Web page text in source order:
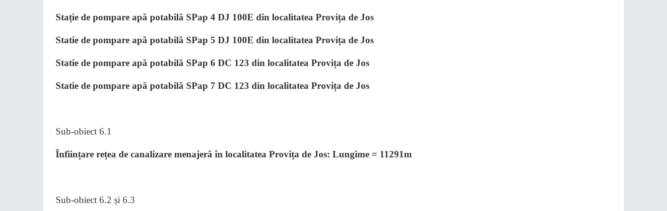
Stație de pompare apă potabilă SPap 4 DJ 100E din localitatea Provița de Jos
Statie de pompare apă potabilă SPap 5 DJ 100E din localitatea Provița de Jos
Statie de pompare apă potabilă SPap 6 DC 123 din localitatea Provița de Jos
Statie de pompare apă potabilă SPap 7 DC 123 din localitatea Provița de Jos
Sub-obiect 6.1
Înființare rețea de canalizare menajeră în localitatea Provița de Jos: Lungime = 11291m
Sub-obiect 6.2 și 6.3